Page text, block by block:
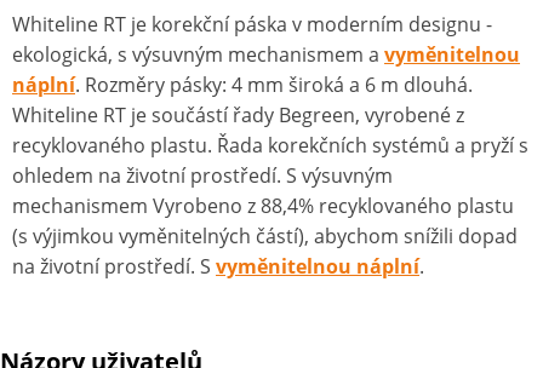
Whiteline RT je korekční páska v moderním designu -
ekologická, s výsuvným mechanismem a vyměnitelnou
náplní. Rozměry pásky: 4 mm široká a 6 m dlouhá.
Whiteline RT je součástí řady Begreen, vyrobené z
recyklovaného plastu. Řada korekčních systémů a pryží s
ohledem na životní prostředí. S výsuvným
mechanismem Vyrobeno z 88,4% recyklovaného plastu
(s výjimkou vyměnitelných částí), abychom snížili dopad
na životní prostředí. S vyměnitelnou náplní.